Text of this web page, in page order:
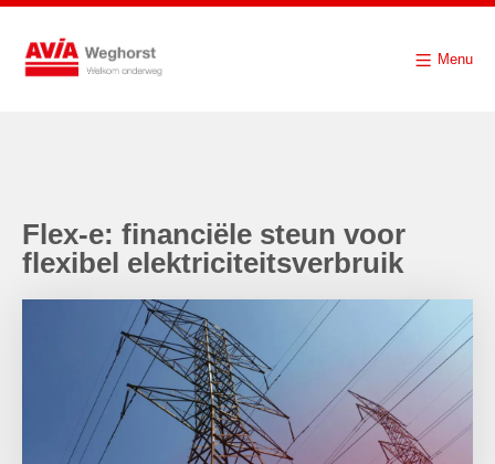
Menu
Flex-e: financiële steun voor
flexibel elektriciteitsverbruik